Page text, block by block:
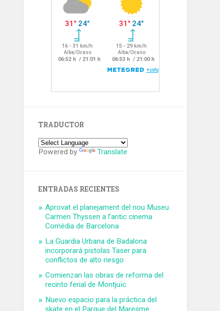
TRADUCTOR
Powered by Translate
ENTRADAS RECIENTES
Aprovat el planejament del nou Museu
Carmen Thyssen a l’antic cinema
Comèdia de Barcelona
La Guardia Urbana de Badalona
incorporará pistolas Taser para
conflictos de alto riesgo
Comienzan las obras de reforma del
recinto ferial de Montjuïc
Nuevo espacio para la práctica del
skate en el Parque del Maresme